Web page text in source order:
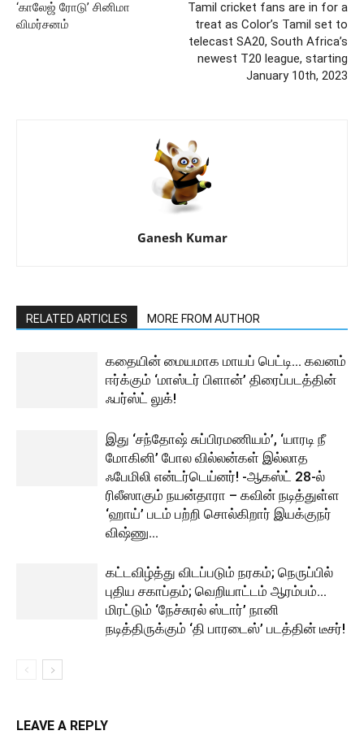
‘காலேஜ் ரோடு’ சினிமா
விமர்சனம்
Tamil cricket fans are in for a
treat as Color’s Tamil set to
telecast SA20, South Africa’s
newest T20 league, starting
January 10th, 2023
Ganesh Kumar
RELATED ARTICLES MORE FROM AUTHOR
கதையின் மையமாக மாயப் பெட்டி… கவனம்
ஈர்க்கும் ‘மாஸ்டர் பிளான்’ திரைப்படத்தின்
ஃபர்ஸ்ட் லுக்!
இது ‘சந்தோஷ் சுப்பிரமணியம்’, ‘யாரடி நீ
மோகினி’ போல வில்லன்கள் இல்லாத
ஃபேமிலி என்டர்டெய்னர்! -ஆகஸ்ட் 28-ல்
ரிலீஸாகும் நயன்தாரா – கவின் நடித்துள்ள
‘ஹாய்’ படம் பற்றி சொல்கிறார் இயக்குநர்
விஷ்ணு...
கட்டவிழ்த்து விடப்படும் நரகம்; நெருப்பில்
புதிய சகாப்தம்; வெறியாட்டம் ஆரம்பம்…
மிரட்டும் ‘நேச்சுரல் ஸ்டார்’ நானி
நடித்திருக்கும் ‘தி பாரடைஸ்’ படத்தின் டீசர்!
LEAVE A REPLY